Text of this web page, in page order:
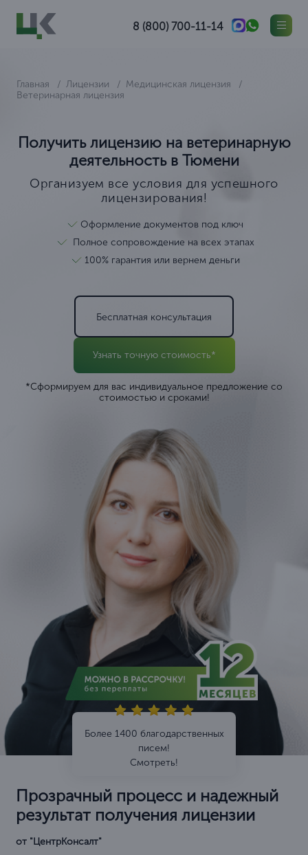
8 (800) 700-11-14
Главная Лицензии
Медицинская лицензия
Ветеринарная лицензия
Получить лицензию на ветеринарную
деятельность в Тюмени
Организуем все условия для успешного
лицензирования!
Оформление документов под ключ
Полное сопровождение на всех этапах
100% гарантия или вернем деньги
Бесплатная консультация
Узнать точную стоимость*
*Сформируем для вас индивидуальное предложение со
стоимостью и сроками!
Более 1400 благодарственных
писем!
Смотреть!
Прозрачный процесс и надежный
результат получения лицензии
от "ЦентрКонсалт"